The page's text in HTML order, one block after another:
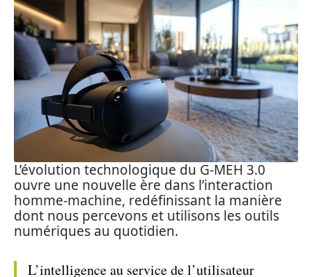
L’évolution technologique du G-MEH 3.0
ouvre une nouvelle ère dans l’interaction
homme-machine, redéfinissant la manière
dont nous percevons et utilisons les outils
numériques au quotidien.
L’intelligence au service de l’utilisateur